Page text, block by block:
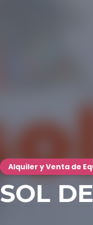
Alquiler y Venta de
SOL